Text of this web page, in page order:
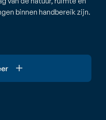
binnen handbereik zijn.